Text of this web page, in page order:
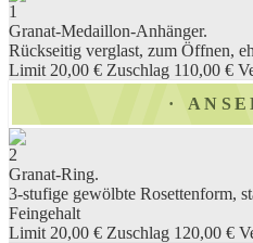
1
Granat-Medaillon-Anhänger.
Rückseitig verglast, zum Öffnen,
Limit 20,00 € Zuschlag 110,00 €
2
Granat-Ring.
3-stufige gewölbte Rosettenform,
Feingehalt
Limit 20,00 € Zuschlag 120,00 €